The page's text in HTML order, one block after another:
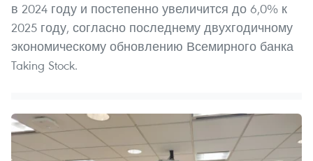
в 2024 году и постепенно увеличится до 6,0% к
2025 году, согласно последнему двухгодичному
экономическому обновлению Всемирного банка
Taking Stock.